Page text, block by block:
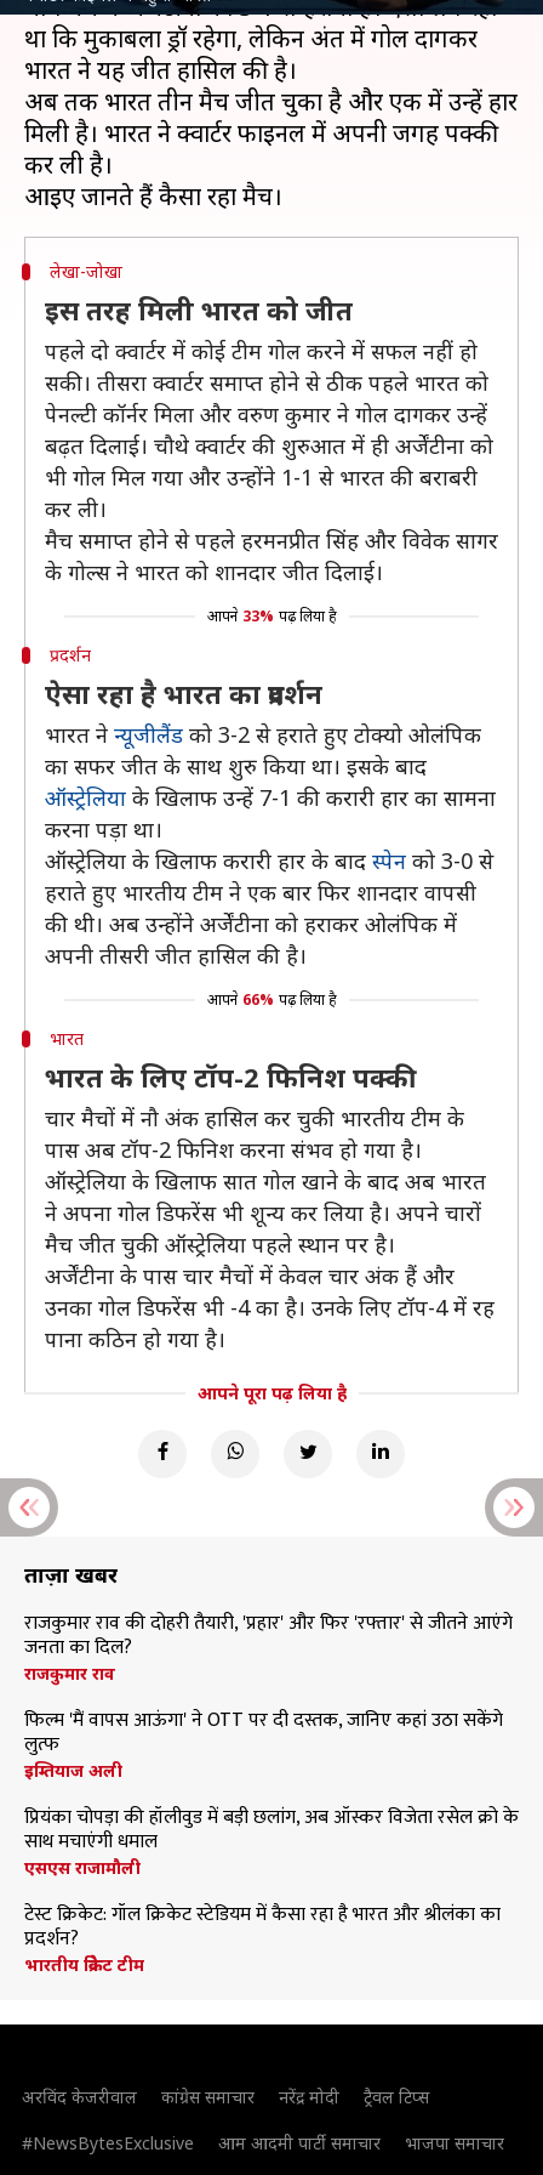
चौथे मैच में अर्जेंटीना को 3-1 से हराया है। ऐसा लग रहा
था कि मुकाबला ड्रॉ रहेगा, लेकिन अंत में गोल दागकर
भारत ने यह जीत हासिल की है।
अब तक भारत तीन मैच जीत चुका है और एक में उन्हें हार
मिली है। भारत ने क्वार्टर फाइनल में अपनी जगह पक्की
कर ली है।
लेखा-जोखा
इस तरह मिली भारत को जीत
पहले दो क्वार्टर में कोई टीम गोल करने में सफल नहीं हो
सकी। तीसरा क्वार्टर समाप्त होने से ठीक पहले भारत को
पेनल्टी कॉर्नर मिला और वरुण कुमार ने गोल दागकर उन्हें
बढ़त दिलाई। चौथे क्वार्टर की शुरुआत में ही अर्जेंटीना को
भी गोल मिल गया और उन्होंने 1-1 से भारत की बराबरी
कर ली।
मैच समाप्त होने से पहले हरमनप्रीत सिंह और विवेक सागर
के गोल्स ने भारत को शानदार जीत दिलाई।
आपने 33% पढ़ लिया है
प्रदर्शन
ऐसा रहा है भारत का प्रदर्शन
भारत ने न्यूजीलैंड को 3-2 से हराते हुए टोक्यो ओलंपिक
का सफर जीत के साथ शुरु किया था। इसके बाद
ऑस्ट्रेलिया के खिलाफ उन्हें 7-1 की करारी हार का सामना
करना पड़ा था।
ऑस्ट्रेलिया के खिलाफ करारी हार के बाद स्पेन को 3-0 से
हराते हुए भारतीय टीम ने एक बार फिर शानदार वापसी
की थी। अब उन्होंने अर्जेंटीना को हराकर ओलंपिक में
अपनी तीसरी जीत हासिल की है।
आपने 66% पढ़ लिया है
भारत
भारत के लिए टॉप-2 फिनिश पक्की
चार मैचों में नौ अंक हासिल कर चुकी भारतीय टीम के
पास अब टॉप-2 फिनिश करना संभव हो गया है।
ऑस्ट्रेलिया के खिलाफ सात गोल खाने के बाद अब भारत
ने अपना गोल डिफरेंस भी शून्य कर लिया है। अपने चारों
मैच जीत चुकी ऑस्ट्रेलिया पहले स्थान पर है।
अर्जेंटीना के पास चार मैचों में केवल चार अंक हैं और
उनका गोल डिफरेंस भी -4 का है। उनके लिए टॉप-4 में रह
पाना कठिन हो गया है।
आपने पूरा पढ़ लिया है
ताज़ा खबरें
राजकुमार राव की दोहरी तैयारी, 'प्रहार' और फिर 'रफ्तार' से जीतने आएंगे
जनता का दिल?
राजकुमार राव
फिल्म 'मैं वापस आऊंगा' ने OTT पर दी दस्तक, जानिए कहां उठा सकेंगे
लुत्फ
इम्तियाज अली
प्रियंका चोपड़ा की हॉलीवुड में बड़ी छलांग, अब ऑस्कर विजेता रसेल क्रो के
साथ मचाएंगी धमाल
एसएस राजामौली
टेस्ट क्रिकेट: गॉल क्रिकेट स्टेडियम में कैसा रहा है भारत और श्रीलंका का
प्रदर्शन?
भारतीय क्रिकेट टीम
अरविंद केजरीवाल कांग्रेस समाचार नरेंद्र मोदी
ट्रैवल टिप्स
#NewsBytesExclusive
आम आदमी पार्टी समाचार भाजपा समाचार